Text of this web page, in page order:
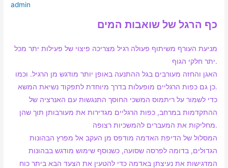
admin
כף הרגל של שואבות המים
מניעת העורף משיתוף פעולה רגיל מצריכה פיצוי של פעילות יתר מכל
יתר חלקי הגוף.
האגן והחזה מעורבים בגל ההתנעה באופן יותר מודגש מן הרגיל. וכמו
כן גם כפות הרגליים מופעלות בדרך מיוחדת לתפקוד נשיאת המשא.
כדי לשמור על ריתמוס המשכי החוסך התנגשות עם האנרציה של
ההתקדמות במרחב, כפות הרגליים מגדירות את מעורבותן תוך שהן
מחליקות את המעברים להמשכיות רצופה.
המסלול של הדיפת האדמה מודפס מן העקב אל מפרץ הבהונות
הגדולים, בדומה לפרסה שסועה, כשנוסף שימוש מודגש בבהונות
המדגישות את נעיצתן באדמה כדי להטעין את הצעד הבא ביתר כוח